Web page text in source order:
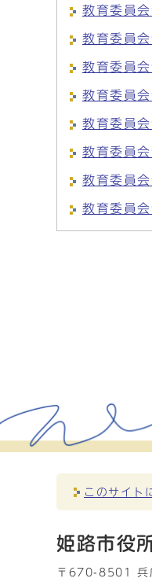
教育委員
教育委員
教育委員
教育委員
教育委員
教育委員
教育委員
教育委員
このサイト
姫路市役
〒670-8501 兵